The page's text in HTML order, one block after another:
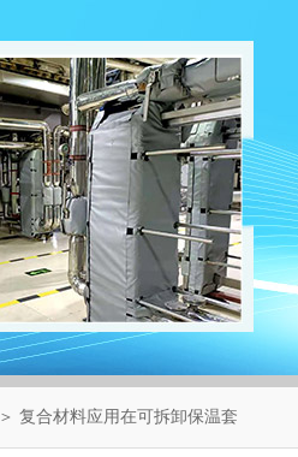
＞ 复合材料应用在可拆卸保温套